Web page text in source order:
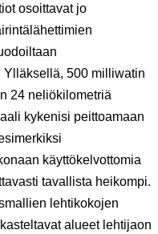
osoittavat jo
500 milliwatin
24 neliökilometriä
kykenisi peittoamaan
käyttökelvottomia
tavallista heikompi.
lehtikokojen
alueet lehtijaon